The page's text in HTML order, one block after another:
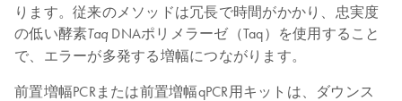
ります。従来のメソッドは冗長で時間がかかり、忠実度
の低い酵素Taq DNAポリメラーゼ（Taq）を使用すること
で、エラーが多発する増幅につながります。
前置増幅PCRまたは前置増幅qPCR用キットは、ダウンス